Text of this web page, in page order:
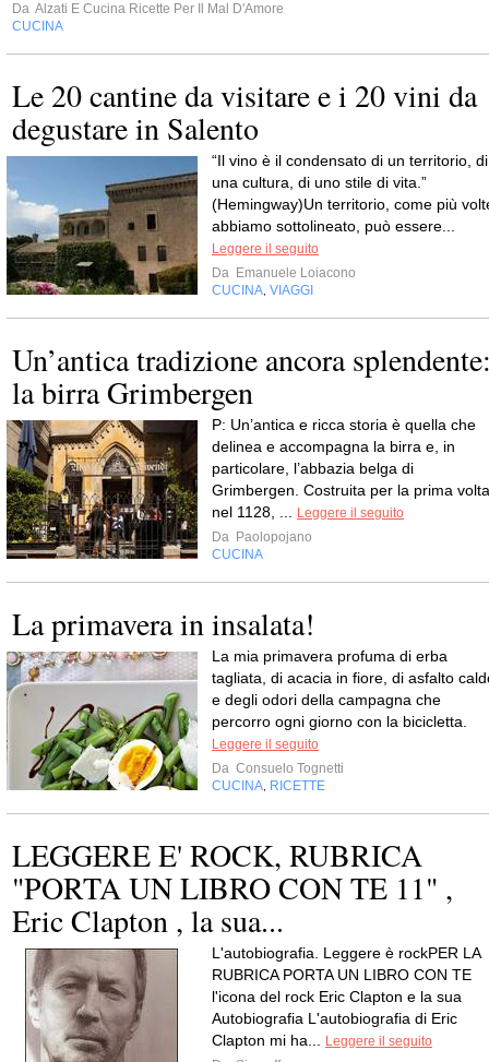
Da Alzati E Cucina Ricette Per Il Mal D'Amore
CUCINA
Le 20 cantine da visitare e i 20 vini da
degustare in Salento
“Il vino è il condensato di un territorio, di
una cultura, di uno stile di vita.”
(Hemingway)Un territorio, come più
abbiamo sottolineato, può essere...
Leggere il seguito
Da Emanuele Loiacono
CUCINA VIAGGI
Un’antica tradizione ancora
la birra Grimbergen
P: Un’antica e ricca storia è quella che
delinea e accompagna la birra e, in
particolare, l’abbazia belga di
Grimbergen. Costruita per la prima volta
nel 1128, ...
Leggere il seguito
Da Paolopojano
CUCINA
La primavera in insalata!
La mia primavera profuma di erba
tagliata, di acacia in fiore, di asfalto
e degli odori della campagna che
percorro ogni giorno con la bicicletta.
Leggere il seguito
Da Consuelo Tognetti
CUCINA RICETTE
LEGGERE E' ROCK, RUBRICA
"PORTA UN LIBRO CON TE 11" ,
Eric Clapton , la sua...
L'autobiografia. Leggere è rockPER LA
RUBRICA PORTA UN LIBRO CON TE
l'icona del rock Eric Clapton e la sua
Autobiografia L'autobiografia di Eric
Clapton mi ha...
Leggere il seguito